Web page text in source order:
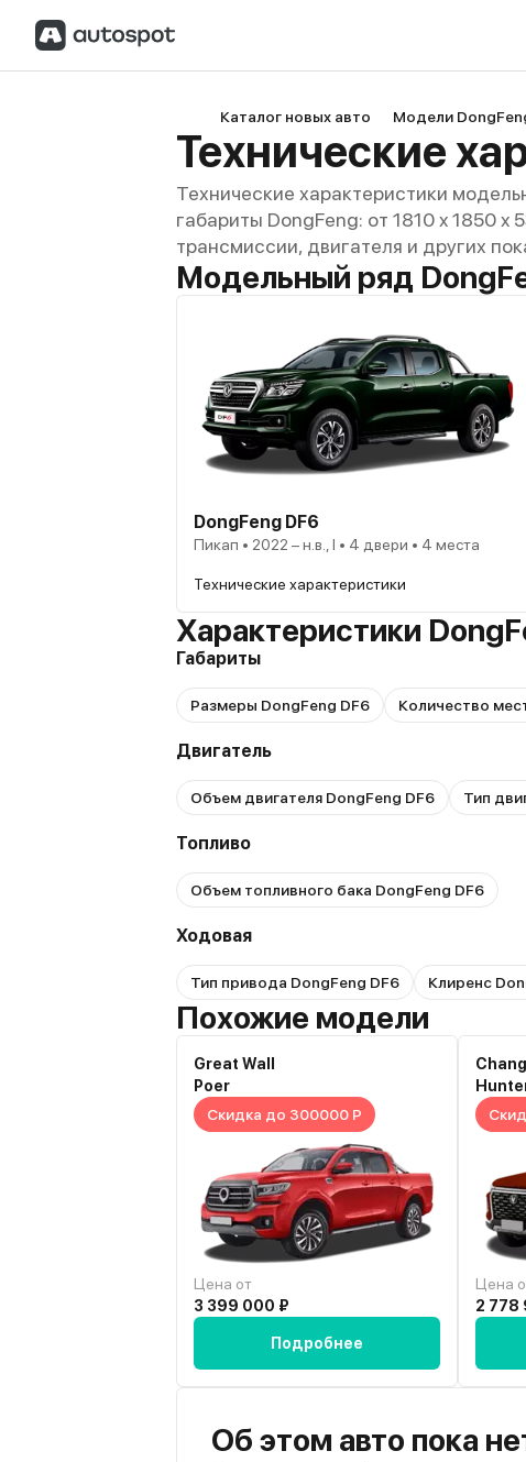
Каталог новых авто Модели
Технические
Технические характеристики
габариты DongFeng: от 1810 x 1850 x
трансмиссии, двигателя и других
Модельный ряд
DongFeng DF6
Пикап • 2022 – н.в., I • 4 двери • 4 места
Технические характеристики
Характеристики
Габариты
Размеры DongFeng DF6 Количество
Двигатель
Объем двигателя DongFeng DF6 Тип
Топливо
Объем топливного бака DongFeng DF6
Ходовая
Тип привода DongFeng DF6 Клиренс
Похожие модели
Great Wall
Poer
Скидка до 300000 Р
Цена от
3 399 000 ₽
Подробнее
Цена
2 778
Об этом авто пока